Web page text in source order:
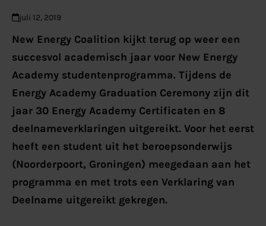
juli 12, 2019
New Energy Coalition kijkt terug op weer een
succesvol academisch jaar voor New Energy
Academy studentenprogramma. Tijdens de
Energy Academy Graduation Ceremony zijn dit
jaar 30 Energy Academy Certificaten en 8
deelnameverklaringen uitgereikt. Voor het eerst
heeft een student uit het beroepsonderwijs
(Noorderpoort, Groningen) meegedaan aan het
programma en met trots een Verklaring van
Deelname uitgereikt gekregen.